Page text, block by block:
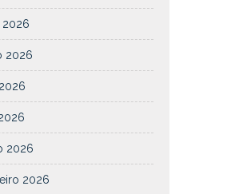
2026
2026
2026